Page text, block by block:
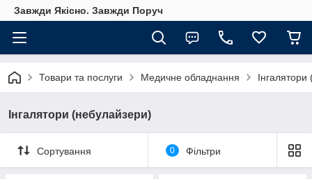
Завжди Якісно. Завжди Поруч
Товари та послуги Медичне обладнання
Інгалятори (небулайзери)
Сортування 0 Фільтри